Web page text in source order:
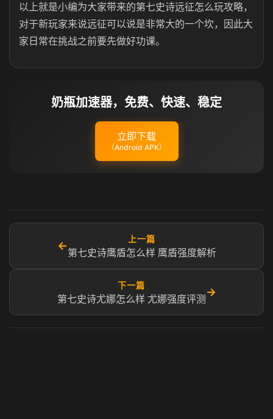
以上就是小编为大家带来的第七史诗远征怎么玩攻略，
对于新玩家来说远征可以说是非常大的一个坎，因此大
家日常在挑战之前要先做好功课。
奶瓶加速器，免费、快速、稳定
立即下载
（Android APK）
←
上一篇
第七史诗鹰盾怎么样 鹰盾强度解析
下一篇
第七史诗尤娜怎么样 尤娜强度评测
→